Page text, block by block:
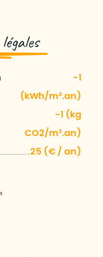
-1
(kWh/m².an)
-1 (kg
CO2/m².an)
25 (€ / an)